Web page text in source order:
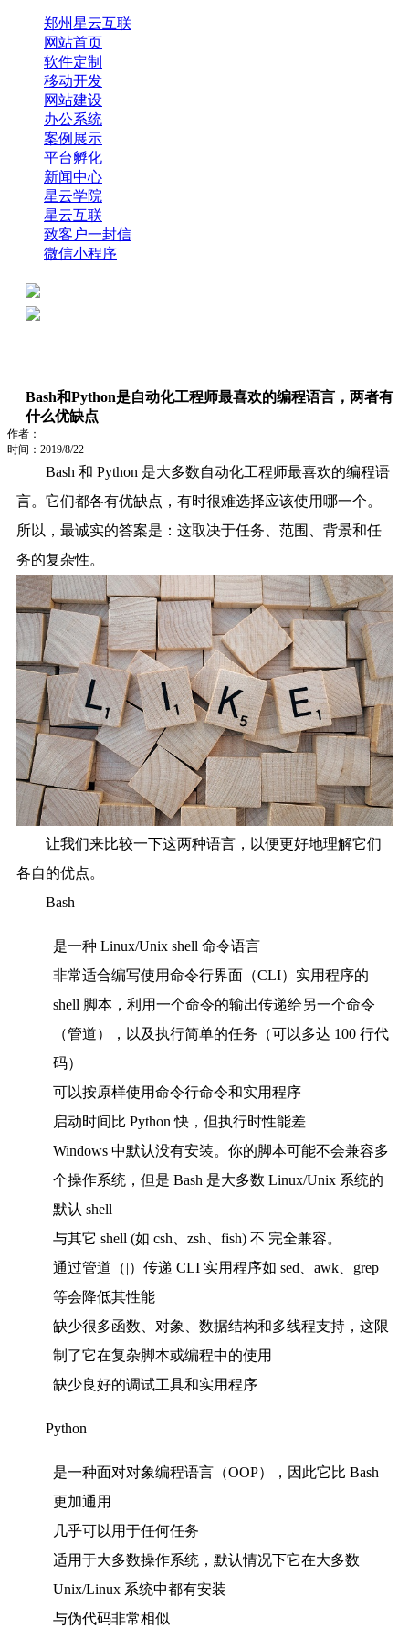
郑州星云互联
网站首页
软件定制
移动开发
网站建设
办公系统
案例展示
平台孵化
新闻中心
星云学院
星云互联
致客户一封信
微信小程序
Bash和Python是自动化工程师最喜欢的编程语言，两者有
什么优缺点
作者：
时间：2019/8/22
Bash 和 Python 是大多数自动化工程师最喜欢的编程语
言。它们都各有优缺点，有时很难选择应该使用哪一个。
所以，最诚实的答案是：这取决于任务、范围、背景和任
务的复杂性。
让我们来比较一下这两种语言，以便更好地理解它们
各自的优点。
Bash
是一种 Linux/Unix shell 命令语言
非常适合编写使用命令行界面（CLI）实用程序的
shell 脚本，利用一个命令的输出传递给另一个命令
（管道），以及执行简单的任务（可以多达 100 行代
码）
可以按原样使用命令行命令和实用程序
启动时间比 Python 快，但执行时性能差
Windows 中默认没有安装。你的脚本可能不会兼容多
个操作系统，但是 Bash 是大多数 Linux/Unix 系统的
默认 shell
与其它 shell (如 csh、zsh、fish) 不 完全兼容。
通过管道（|）传递 CLI 实用程序如 sed、awk、grep
等会降低其性能
缺少很多函数、对象、数据结构和多线程支持，这限
制了它在复杂脚本或编程中的使用
缺少良好的调试工具和实用程序
Python
是一种面对对象编程语言（OOP），因此它比 Bash
更加通用
几乎可以用于任何任务
适用于大多数操作系统，默认情况下它在大多数
Unix/Linux 系统中都有安装
与伪代码非常相似